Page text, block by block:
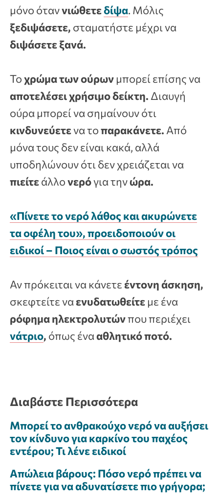
μόνο όταννιώθετεδίψα. Μόλις
ξεδιψάσετε, σταματήστε μέχρι να
διψάσετε ξανά.
Τοχρώμα των ούρων μπορεί επίσης να
αποτελέσει χρήσιμο δείκτη. Διαυγή
ούρα μπορεί να σημαίνουν ότι
κινδυνεύετενα τοπαρακάνετε. Από
μόνα τους δεν είναι κακά, αλλά
υποδηλώνουν ότι δεν χρειάζεται να
πιείτεάλλονερόγια τηνώρα.
«Πίνετε το νερό λάθος και ακυρώνετε
τα οφέλη του», προειδοποιούν οι
ειδικοί – Ποιος είναι ο σωστός τρόπος
Αν πρόκειται να κάνετε έντονη άσκηση,
σκεφτείτε να ενυδατωθείτε με ένα
ρόφημα ηλεκτρολυτώνπου περιέχει
νάτριο, όπως ένααθλητικό ποτό.
Διαβάστε Περισσότερα
Μπορεί το ανθρακούχο νερό να αυξήσει
τον κίνδυνο για καρκίνο του παχέος
εντέρου; Τι λένε ειδικοί
Απώλεια βάρους: Πόσο νερό πρέπει να
πίνετε για να αδυνατίσετε πιο γρήγορα;